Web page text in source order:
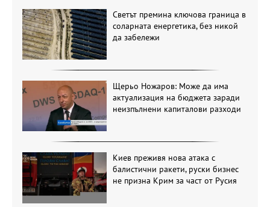
Светът премина ключова граница в
соларната енергетика, без никой
да забележи
Щерьо Ножаров: Може да има
актуализация на бюджета заради
неизпълнени капиталови разходи
Киев преживя нова атака с
балистични ракети, руски бизнес
не призна Крим за част от Русия